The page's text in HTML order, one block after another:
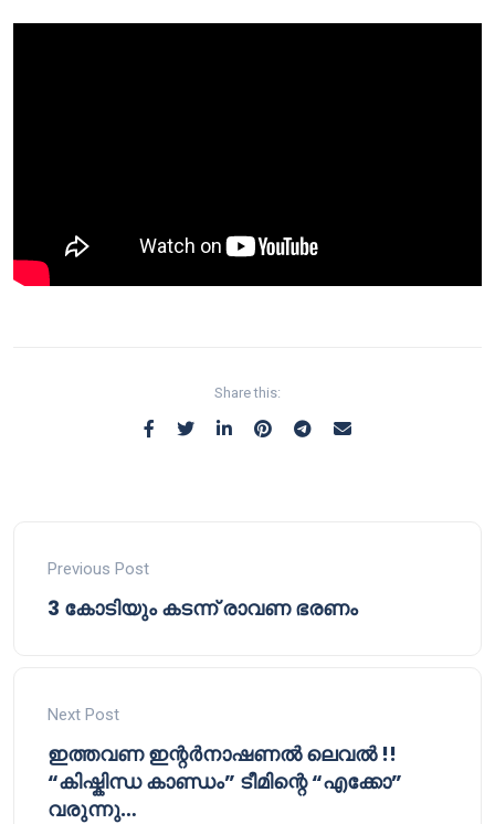
Share this:
Previous Post
3 കോടിയും കടന്ന് രാവണ ഭരണം
Next Post
ഇത്തവണ ഇന്റർനാഷണൽ ലെവൽ !!
“കിഷ്കിന്ധ കാണ്ഡം” ടീമിന്റെ “എക്കോ”
വരുന്നു…